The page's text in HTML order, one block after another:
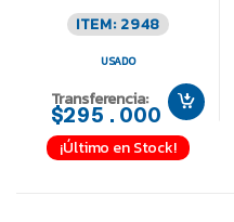
ITEM: 2948
USADO
Transferencia:
$295.000
¡Último en Stock!